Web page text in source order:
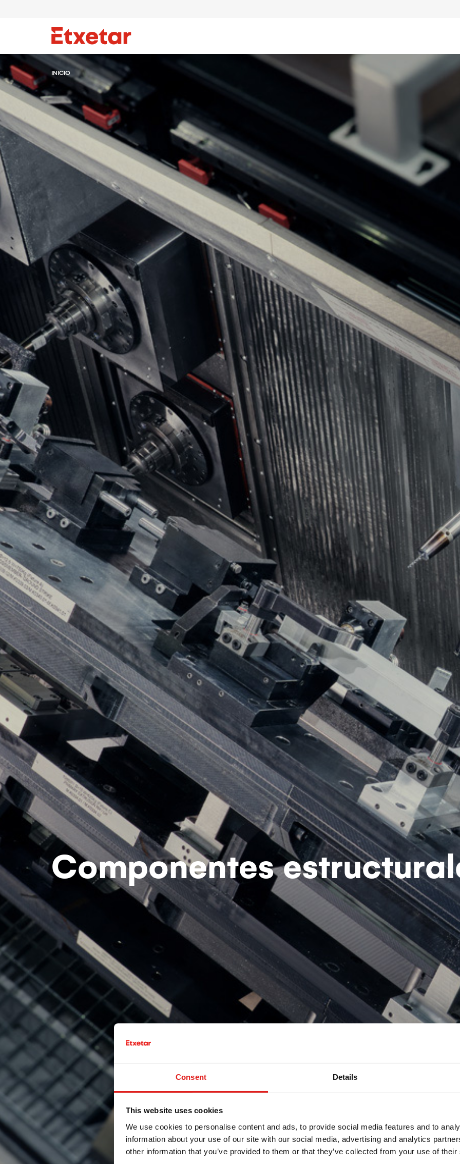
Consent Details
This website uses cookies
We use cookies to personalise content and ads, to provide social media features and to
information about your use of our site with our social media, advertising and analytics
other information that you’ve provided to them or that they’ve collected from your use of
INICIO
Componentes